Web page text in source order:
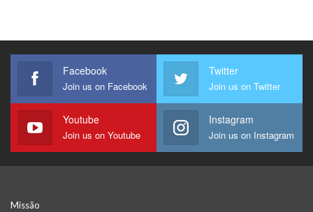
Facebook
Join us on Facebook
Twitter
Join us on Twitter
Youtube
Join us on Youtube
Instagram
Join us on Instagram
Missão